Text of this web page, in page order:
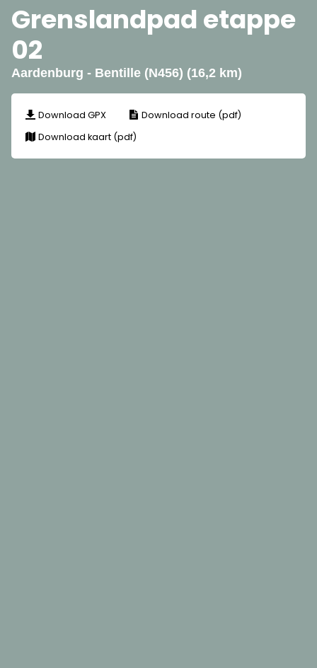
Grenslandpad etappe
02
Aardenburg - Bentille (N456) (16,2 km)
Download GPX
Download route (pdf)
Download kaart (pdf)